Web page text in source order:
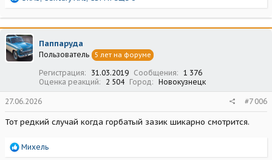
а
к
ц
и
и
Паппаруда
Пользователь 5 лет на форуме
Регистрация 31.03.2019 Сообщения
1 376
Оценка реакций
2 504 Город Новокузнецк
27.06.2026 #7 006
Тот редкий случай когда горбатый зазик шикарно смотрится.
Р
Михель